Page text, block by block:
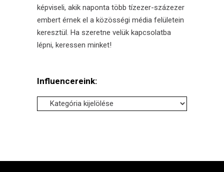
képviseli, akik naponta több tízezer-százezer
embert érnek el a közösségi média felületein
keresztül. Ha szeretne velük kapcsolatba
lépni, keressen minket!
Influencereink:
Influencereink: